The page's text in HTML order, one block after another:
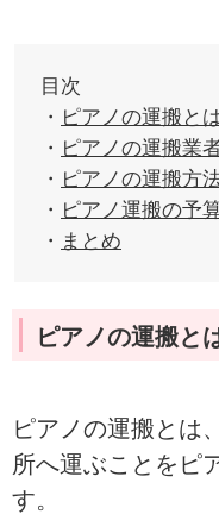
目次
・ ピアノの運搬と
・ ピアノの運搬業
・ ピアノの運搬方
・ ピアノ運搬の予
・ まとめ
ピアノの運搬と
ピアノの運搬とは
所へ運ぶことをピ
す。